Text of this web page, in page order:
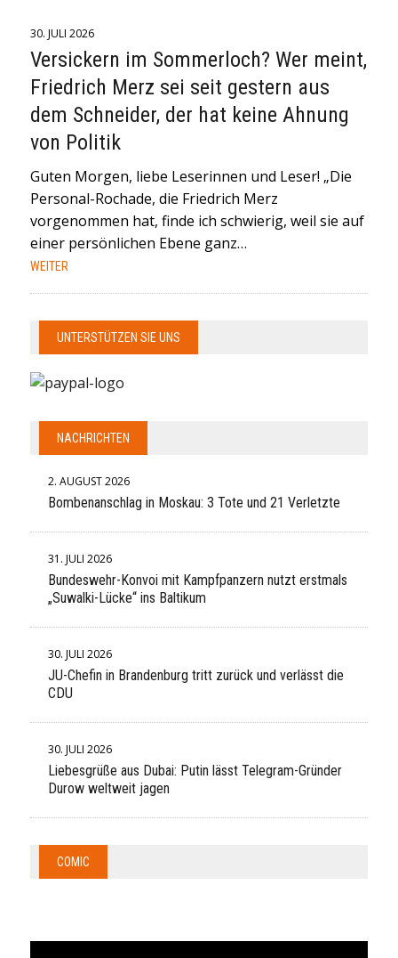
30. JULI 2026
Versickern im Sommerloch? Wer meint,
Friedrich Merz sei seit gestern aus
dem Schneider, der hat keine Ahnung
von Politik
Guten Morgen, liebe Leserinnen und Leser! „Die
Personal-Rochade, die Friedrich Merz
vorgenommen hat, finde ich schwierig, weil sie auf
einer persönlichen Ebene ganz…
WEITER
UNTERSTÜTZEN SIE UNS
NACHRICHTEN
2. AUGUST 2026
Bombenanschlag in Moskau: 3 Tote und 21 Verletzte
31. JULI 2026
Bundeswehr-Konvoi mit Kampfpanzern nutzt erstmals
„Suwalki-Lücke“ ins Baltikum
30. JULI 2026
JU-Chefin in Brandenburg tritt zurück und verlässt die
CDU
30. JULI 2026
Liebesgrüße aus Dubai: Putin lässt Telegram-Gründer
Durow weltweit jagen
COMIC